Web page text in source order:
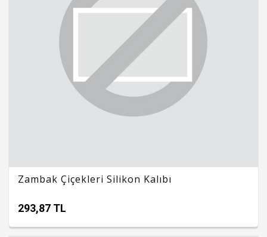
Zambak Çiçekleri Silikon Kalıbı
293,87 TL